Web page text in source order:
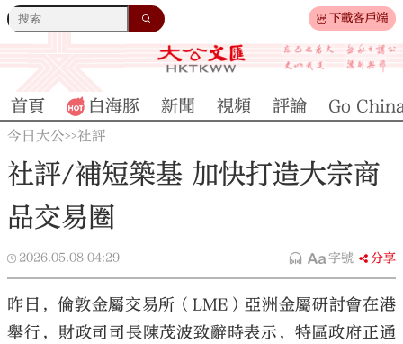
下載客戶端
首頁 白海豚 新聞 視頻 評論 Go
今日大公>>社評
社評/補短築基 加快打造大宗商
品交易圈
2026.05.08 04:29 字號 分享
昨日，倫敦金屬交易所（LME）亞洲金屬研討會在港
舉行，財政司司長陳茂波致辭時表示，特區政府正通